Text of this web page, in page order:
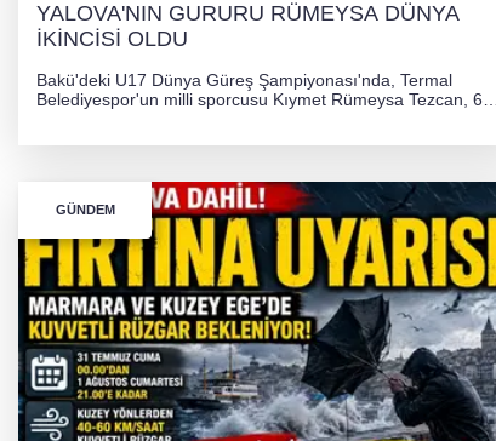
YALOVA'NIN GURURU RÜMEYSA DÜNYA
İKİNCİSİ OLDU
Bakü'deki U17 Dünya Güreş Şampiyonası'nda, Termal
Belediyespor'un milli sporcusu Kıymet Rümeysa Tezcan, 69
GÜNDEM